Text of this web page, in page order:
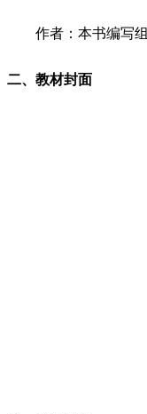
作者：本书编写组
二、教材封面